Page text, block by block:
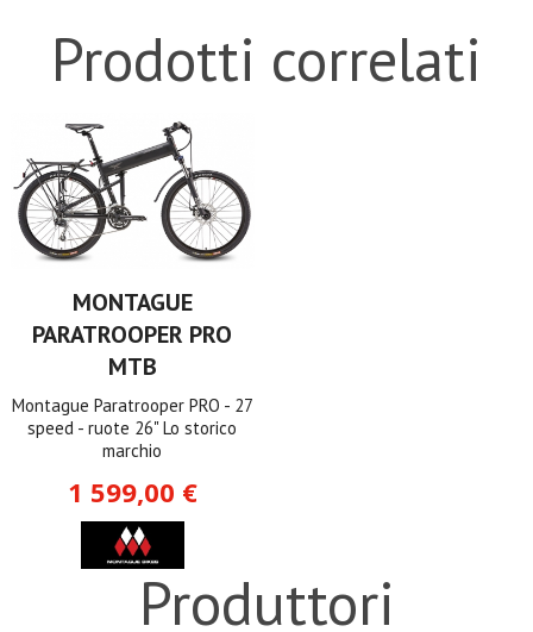
Prodotti correlati
MONTAGUE
PARATROOPER PRO
MTB
Montague Paratrooper PRO - 27
speed - ruote 26" Lo storico
marchio
1 599,00 €
Produttori